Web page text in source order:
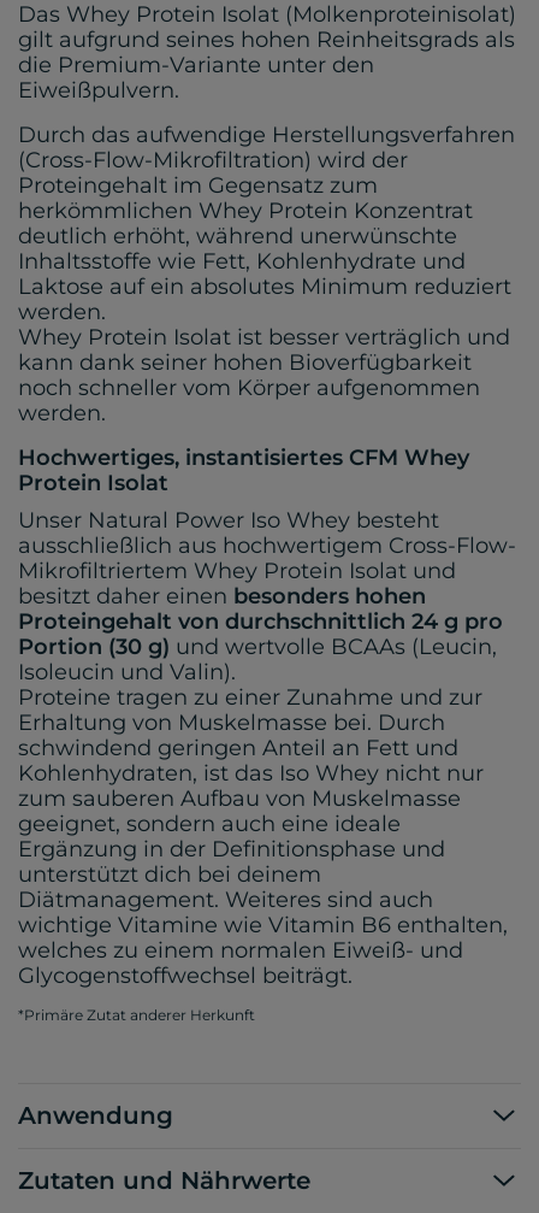
Das Whey Protein Isolat (Molkenproteinisolat)
gilt aufgrund seines hohen Reinheitsgrads als
die Premium-Variante unter den
Eiweißpulvern.
Durch das aufwendige Herstellungsverfahren
(Cross-Flow-Mikrofiltration) wird der
Proteingehalt im Gegensatz zum
herkömmlichen Whey Protein Konzentrat
deutlich erhöht, während unerwünschte
Inhaltsstoffe wie Fett, Kohlenhydrate und
Laktose auf ein absolutes Minimum reduziert
werden.
Whey Protein Isolat ist besser verträglich und
kann dank seiner hohen Bioverfügbarkeit
noch schneller vom Körper aufgenommen
werden.
Hochwertiges, instantisiertes CFM Whey
Protein Isolat
Unser Natural Power Iso Whey besteht
ausschließlich aus hochwertigem Cross-Flow-
Mikrofiltriertem Whey Protein Isolat und
besitzt daher einen besonders hohen
Proteingehalt von durchschnittlich 24 g pro
Portion (30 g) und wertvolle BCAAs (Leucin,
Isoleucin und Valin).
Proteine tragen zu einer Zunahme und zur
Erhaltung von Muskelmasse bei. Durch
schwindend geringen Anteil an Fett und
Kohlenhydraten, ist das Iso Whey nicht nur
zum sauberen Aufbau von Muskelmasse
geeignet, sondern auch eine ideale
Ergänzung in der Definitionsphase und
unterstützt dich bei deinem
Diätmanagement. Weiteres sind auch
wichtige Vitamine wie Vitamin B6 enthalten,
welches zu einem normalen Eiweiß- und
Glycogenstoffwechsel beiträgt.
*Primäre Zutat anderer Herkunft
Anwendung
Zutaten und Nährwerte